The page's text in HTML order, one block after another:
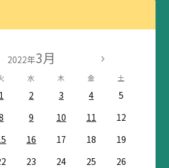
2022年3月
水 木 金 土
1 2 3 4
5
9 10 11
12
16 17 18
19
23 24 25
26